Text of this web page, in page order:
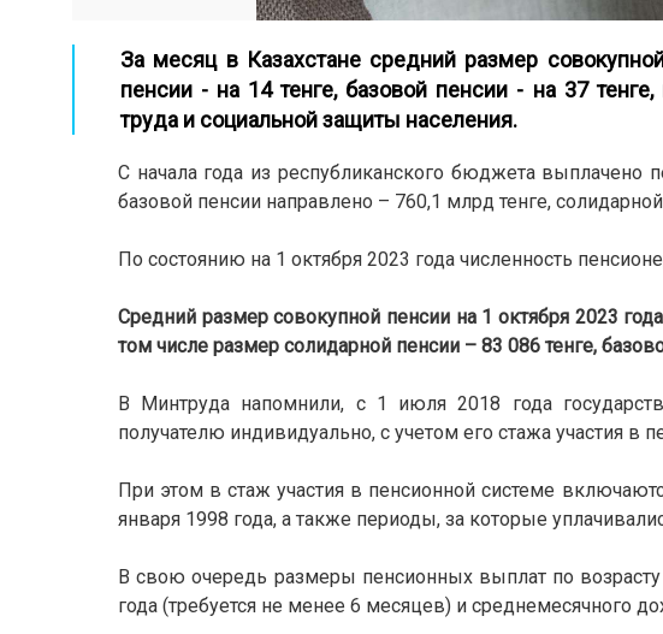
За месяц в Казахстане средний размер
пенсии - на 14 тенге, базовой пенсии - на 37 тенге,
труда и социальной защиты населения.
С начала года из республиканского бюджета выплачено
базовой пенсии направлено – 760,1 млрд тенге,
По состоянию на 1 октября 2023 года численность
Средний размер совокупной пенсии на 1 октября 2023
том числе размер солидарной пенсии – 83 086 тенге,
В Минтруда напомнили, с 1 июля 2018 года
получателю индивидуально, с учетом его стажа участия в
При этом в стаж участия в пенсионной системе
января 1998 года, а также периоды, за которые
В свою очередь размеры пенсионных выплат по
года (требуется не менее 6 месяцев) и среднемесячного